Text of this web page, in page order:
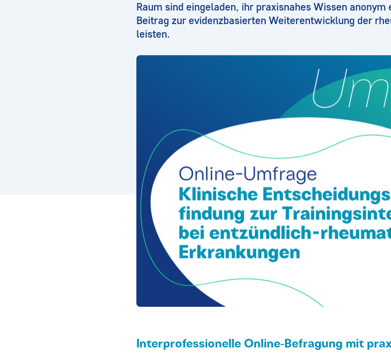
Raum sind eingeladen, ihr praxisnahes Wissen
Beitrag zur evidenzbasierten Weiterentwicklung der
leisten.
Interprofessionelle Online‑Befragung mit